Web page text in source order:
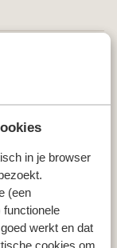
in je browser
(een
werkt en dat
cookies om